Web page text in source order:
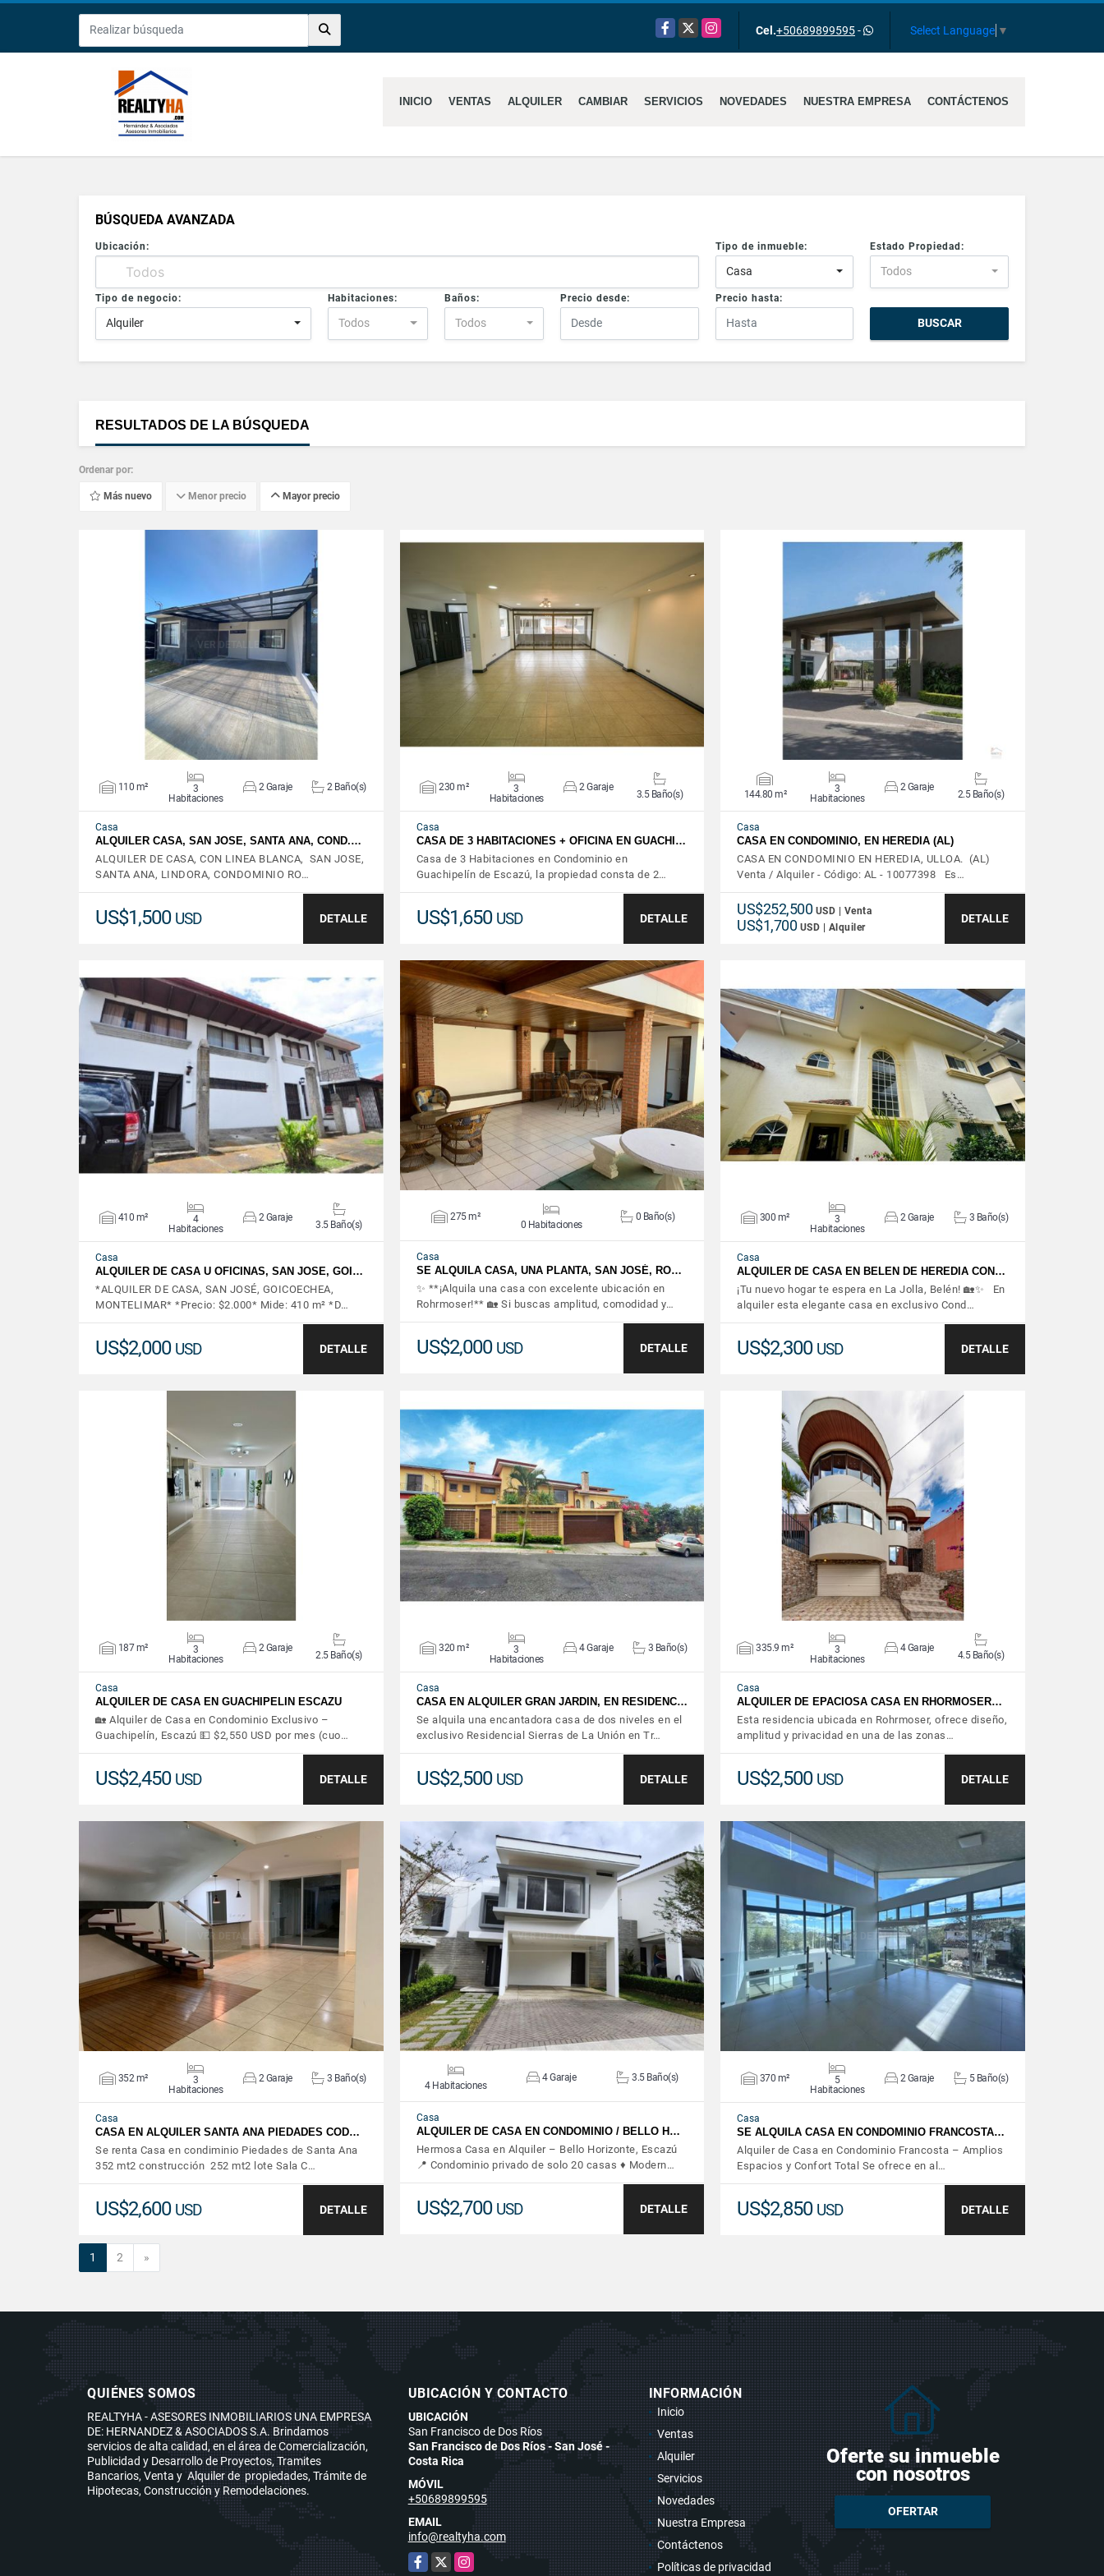
Facebook
X Instagram Cel.+50689899595- Select Language ▼
INICIO VENTAS ALQUILER CAMBIAR SERVICIOS NOVEDADES NUESTRA EMPRESA CONTÁCTENOS
BÚSQUEDA AVANZADA
Ubicación: Tipo de inmueble:
Casa
Estado Propiedad:
Todos
Tipo de negocio:
Alquiler
Habitaciones:
Todos
Baños:
Todos
Precio desde: Precio hasta:
BUSCAR
RESULTADOS DE LA BÚSQUEDA
Ordenar por:
Más nuevo Menor precio Mayor precio
VER DETALLES
110 m²
3
Habitaciones
2 Garaje 2 Baño(s)
Casa
ALQUILER CASA, SAN JOSE, SANTA ANA, COND.…
ALQUILER DE CASA, CON LINEA BLANCA, SAN JOSE,
SANTA ANA, LINDORA, CONDOMINIO RO…
US$1,500 USD DETALLE
VER DETALLES
230 m²
3
Habitaciones
2 Garaje
3.5 Baño(s)
Casa
CASA DE 3 HABITACIONES + OFICINA EN GUACHI…
Casa de 3 Habitaciones en Condominio en
Guachipelín de Escazú, la propiedad consta de 2…
US$1,650 USD DETALLE
VER DETALLES
144.80 m²
3
Habitaciones
2 Garaje
2.5 Baño(s)
Casa
CASA EN CONDOMINIO, EN HEREDIA (AL)
CASA EN CONDOMINIO EN HEREDIA, ULLOA. (AL)
Venta / Alquiler - Código: AL - 10077398 Es…
US$252,500 USD | Venta
US$1,700 USD | Alquiler
DETALLE
VER DETALLES
410 m²
4
Habitaciones
2 Garaje
3.5 Baño(s)
Casa
ALQUILER DE CASA U OFICINAS, SAN JOSE, GOI…
*ALQUILER DE CASA, SAN JOSÉ, GOICOECHEA,
MONTELIMAR* *Precio: $2.000* Mide: 410 m² *D…
US$2,000 USD DETALLE
VER DETALLES
275 m²
0 Habitaciones
0 Baño(s)
Casa
SE ALQUILA CASA, UNA PLANTA, SAN JOSÉ, RO…
✨ **¡Alquila una casa con excelente ubicación en
Rohrmoser!** 🏡 Si buscas amplitud, comodidad y…
US$2,000 USD DETALLE
VER DETALLES
300 m²
3
Habitaciones
2 Garaje 3 Baño(s)
Casa
ALQUILER DE CASA EN BELEN DE HEREDIA CON…
¡Tu nuevo hogar te espera en La Jolla, Belén! 🏡✨ En
alquiler esta elegante casa en exclusivo Cond…
US$2,300 USD DETALLE
VER DETALLES
187 m²
3
Habitaciones
2 Garaje
2.5 Baño(s)
Casa
ALQUILER DE CASA EN GUACHIPELIN ESCAZU
🏡 Alquiler de Casa en Condominio Exclusivo –
Guachipelín, Escazú 💵 $2,550 USD por mes (cuo…
US$2,450 USD DETALLE
VER DETALLES
320 m²
3
Habitaciones
4 Garaje 3 Baño(s)
Casa
CASA EN ALQUILER GRAN JARDIN, EN RESIDENC…
Se alquila una encantadora casa de dos niveles en el
exclusivo Residencial Sierras de La Unión en Tr…
US$2,500 USD DETALLE
VER DETALLES
335.9 m²
3
Habitaciones
4 Garaje
4.5 Baño(s)
Casa
ALQUILER DE EPACIOSA CASA EN RHORMOSER…
Esta residencia ubicada en Rohrmoser, ofrece diseño,
amplitud y privacidad en una de las zonas…
US$2,500 USD DETALLE
VER DETALLES
352 m²
3
Habitaciones
2 Garaje 3 Baño(s)
Casa
CASA EN ALQUILER SANTA ANA PIEDADES COD…
Se renta Casa en condiminio Piedades de Santa Ana
352 mt2 construcción 252 mt2 lote Sala C…
US$2,600 USD DETALLE
VER DETALLES
4 Habitaciones
4 Garaje 3.5 Baño(s)
Casa
ALQUILER DE CASA EN CONDOMINIO / BELLO H…
Hermosa Casa en Alquiler – Bello Horizonte, Escazú
📍 Condominio privado de solo 20 casas ♦️ Modern…
US$2,700 USD DETALLE
VER DETALLES
370 m²
5
Habitaciones
2 Garaje 5 Baño(s)
Casa
SE ALQUILA CASA EN CONDOMINIO FRANCOSTA…
Alquiler de Casa en Condominio Francosta – Amplios
Espacios y Confort Total Se ofrece en al…
US$2,850 USD DETALLE
1 2 »
QUIÉNES SOMOS
REALTYHA - ASESORES INMOBILIARIOS UNA EMPRESA
DE: HERNANDEZ & ASOCIADOS S.A. Brindamos
servicios de alta calidad, en el área de Comercialización,
Publicidad y Desarrollo de Proyectos, Tramites
Bancarios, Venta y Alquiler de propiedades, Trámite de
Hipotecas, Construcción y Remodelaciones.
UBICACIÓN Y CONTACTO
UBICACIÓN
San Francisco de Dos Ríos
San Francisco de Dos Ríos - San José -
Costa Rica
MÓVIL
+50689899595
EMAIL
info@realtyha.com
Facebook
X Instagram
INFORMACIÓN
Inicio
Ventas
Alquiler
Servicios
Novedades
Nuestra Empresa
Contáctenos
Políticas de privacidad
Oferte su inmueble
con nosotros
OFERTAR